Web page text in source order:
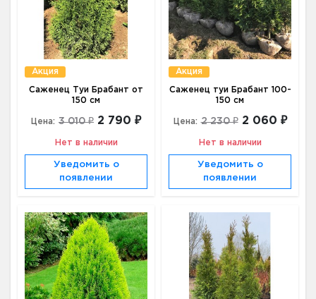
Акция
Саженец Туи Брабант от
150 см
Цена: 3 010 ₽ 2 790 ₽
Нет в наличии
Уведомить о
появлении
Акция
Саженец туи Брабант 100-
150 см
Цена: 2 230 ₽ 2 060 ₽
Нет в наличии
Уведомить о
появлении